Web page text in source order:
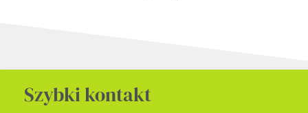
Szybki kontakt